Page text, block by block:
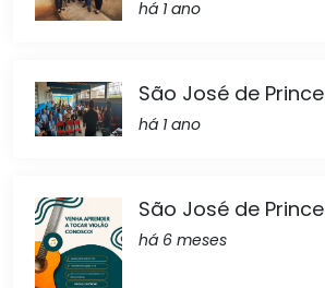
há 1 ano
São José de
há 1 ano
São José de
há 6 meses